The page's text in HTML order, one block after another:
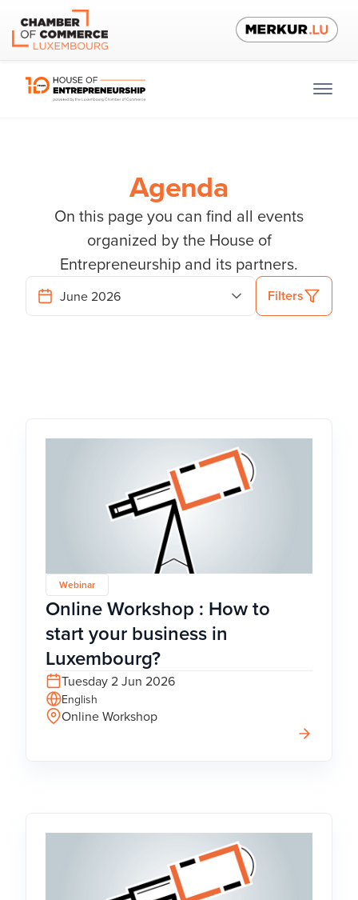
Agenda
On this page you can find all events
organized by the House of
Entrepreneurship and its partners.
Filters
Webinar
Online Workshop : How to
start your business in
Luxembourg?
Tuesday 2 Jun 2026
English
Online Workshop